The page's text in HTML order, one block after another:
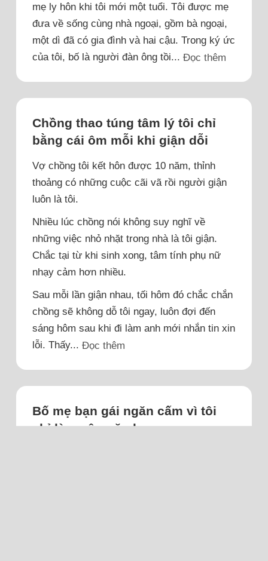
mẹ ly hôn khi tôi mới một tuổi. Tôi được mẹ
đưa về sống cùng nhà ngoại, gồm bà ngoại,
một dì đã có gia đình và hai cậu. Trong ký ức
của tôi, bố là người đàn ông tồi... Đọc thêm
Chồng thao túng tâm lý tôi chỉ
bằng cái ôm mỗi khi giận dỗi
Vợ chồng tôi kết hôn được 10 năm, thỉnh
thoảng có những cuộc cãi vã rồi người giận
luôn là tôi.
Nhiều lúc chồng nói không suy nghĩ về
những việc nhỏ nhặt trong nhà là tôi giận.
Chắc tại từ khi sinh xong, tâm tính phụ nữ
nhạy cảm hơn nhiều.
Sau mỗi lần giận nhau, tối hôm đó chắc chắn
chồng sẽ không dỗ tôi ngay, luôn đợi đến
sáng hôm sau khi đi làm anh mới nhắn tin xin
lỗi. Thấy... Đọc thêm
Bố mẹ bạn gái ngăn cấm vì tôi
chỉ làm công ăn lương